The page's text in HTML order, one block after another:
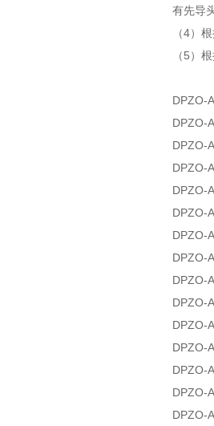
有先导
（4）
（5）
DPZO-
DPZO-
DPZO-
DPZO-
DPZO-
DPZO-
DPZO-
DPZO-
DPZO-
DPZO-
DPZO-
DPZO-
DPZO-
DPZO-
DPZO-